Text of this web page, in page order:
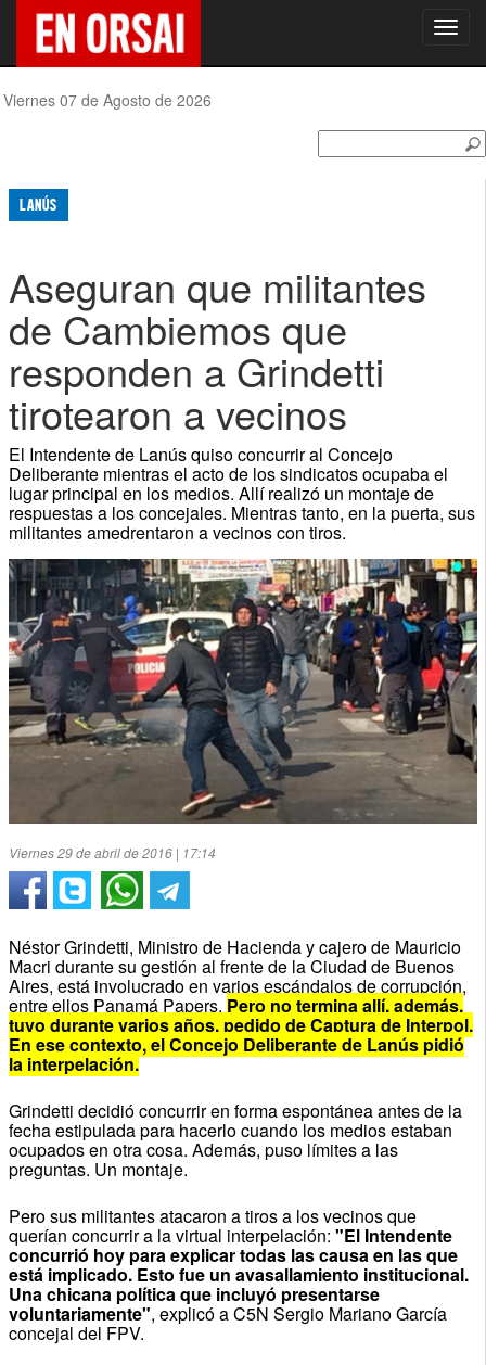
Viernes 07 de Agosto de 2026
LANÚS
Aseguran que militantes
de Cambiemos que
responden a Grindetti
tirotearon a vecinos
El Intendente de Lanús quiso concurrir al Concejo
Deliberante mientras el acto de los sindicatos ocupaba el
lugar principal en los medios. Allí realizó un montaje de
respuestas a los concejales. Mientras tanto, en la puerta, sus
militantes amedrentaron a vecinos con tiros.
Viernes 29 de abril de 2016 | 17:14
Néstor Grindetti, Ministro de Hacienda y cajero de Mauricio
Macri durante su gestión al frente de la Ciudad de Buenos
Aires, está involucrado en varios escándalos de corrupción,
entre ellos Panamá Papers. Pero no termina allí, además,
tuvo durante varios años, pedido de Captura de Interpol.
En ese contexto, el Concejo Deliberante de Lanús pidió
la interpelación.
Grindetti decidió concurrir en forma espontánea antes de la
fecha estipulada para hacerlo cuando los medios estaban
ocupados en otra cosa. Además, puso límites a las
preguntas. Un montaje.
Pero sus militantes atacaron a tiros a los vecinos que
querían concurrir a la virtual interpelación: "El Intendente
concurrió hoy para explicar todas las causa en las que
está implicado. Esto fue un avasallamiento institucional.
Una chicana política que incluyó presentarse
voluntariamente", explicó a C5N Sergio Mariano García
concejal del FPV.